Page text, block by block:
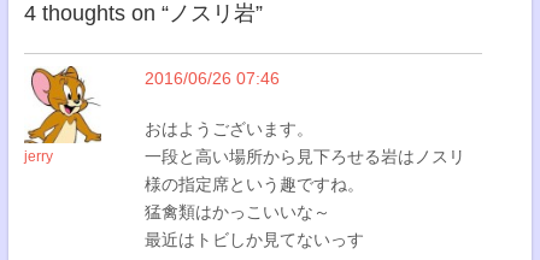
4 thoughts on “ノスリ岩”
jerry
2016/06/26 07:46
おはようございます。
一段と高い場所から見下ろせる岩はノスリ
様の指定席という趣ですね。
猛禽類はかっこいいな～
最近はトビしか見てないっす